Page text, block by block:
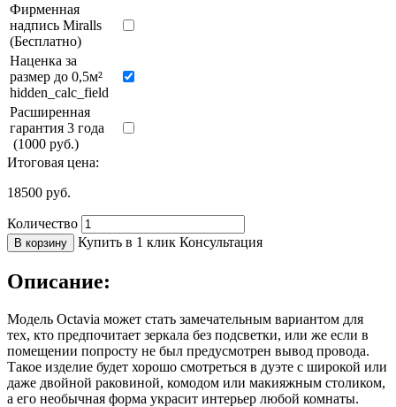
Фирменная
надпись Miralls
(Бесплатно)
Наценка за
размер до 0,5м²
hidden_calc_field
Расширенная
гарантия 3 года
(1000 руб.)
Итоговая цена:
18500 руб.
Количество
В корзину Купить в 1 клик Консультация
Описание:
Модель Octavia может стать замечательным вариантом для
тех, кто предпочитает зеркала без подсветки, или же если в
помещении попросту не был предусмотрен вывод провода.
Такое изделие будет хорошо смотреться в дуэте с широкой или
даже двойной раковиной, комодом или макияжным столиком,
а его необычная форма украсит интерьер любой комнаты.